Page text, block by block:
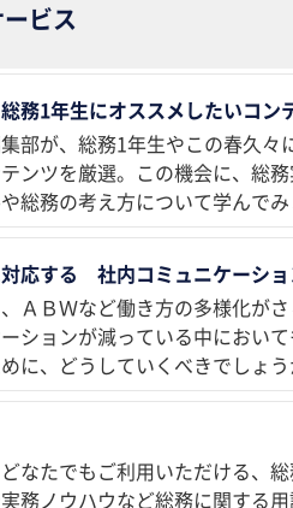
ビス
総務1年生にオススメしたいコン
集部が、総務1年生やこの春久
ンツを厳選。この機会に、総
総務の考え方について学んで
応する 社内コミュニケーシ
ＡＢＷなど働き方の多様化が
ションが減っている中におい
に、どうしていくべきでしょ
なたでもご利用いただける、
務ノウハウなど総務に関する